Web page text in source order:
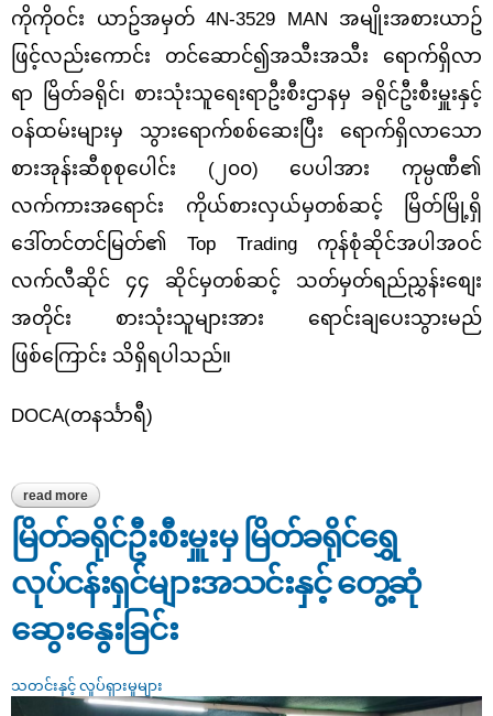
ကိုကိုဝင်း ယာဥ်အမှတ် 4N-3529 MAN အမျိုးအစားယာဥ်
ဖြင့်လည်းကောင်း တင်ဆောင်၍အသီးအသီး ရောက်ရှိလာ
ရာ မြိတ်ခရိုင်၊ စားသုံးသူရေးရာဦးစီးဌာနမှ ခရိုင်ဦးစီးမှူးနှင့်
ဝန်ထမ်းများမှ သွားရောက်စစ်ဆေးပြီး ရောက်ရှိလာသော
စားအုန်းဆီစုစုပေါင်း (၂၀၀) ပေပါအား ကုမ္ပဏီ၏
လက်ကားအ​ရောင်း ကိုယ်စားလှယ်မှတစ်ဆင့် မြိတ်မြို့ရှိ
ဒေါ်တင်တင်မြတ်၏ Top Trading ကုန်စုံဆိုင်အပါအဝင်
လက်လီဆိုင် ၄၄ ဆိုင်မှတစ်ဆင့် သတ်မှတ်ရည်ညွှန်းစျေး
အတိုင်း စားသုံးသူများအား ရောင်းချပေးသွားမည်
ဖြစ်ကြောင်း သိရှိရပါသည်။
DOCA(တနင်္သာရီ)
read more about မြိတ်မြို့ရှိ စားသုံးသူပြည်သူများအား ရောင်းချမည့်စားအုန်းဆီများ
ရောက်ရှိလာမှုအား စစ်ဆေးခြင်း
မြိတ်ခရိုင်ဦးစီးမှူးမှ မြိတ်ခရိုင်ရွှေ
လုပ်ငန်းရှင်များအသင်းနှင့် တွေ့ဆုံ
ဆွေးနွေးခြင်း
သတင်းနှင့် လှုပ်ရှားမှုများ